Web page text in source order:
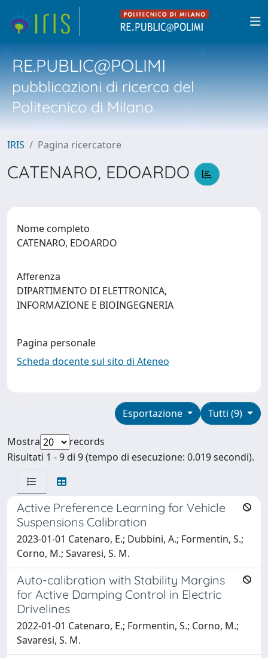
RE.PUBLIC@POLIMI
pubblicazioni di ricerca del
Politecnico di Milano
IRIS Pagina ricercatore
CATENARO, EDOARDO
Nome completo
CATENARO, EDOARDO
Afferenza
DIPARTIMENTO DI ELETTRONICA,
INFORMAZIONE E BIOINGEGNERIA
Pagina personale
Scheda docente sul sito di Ateneo
Tutti (9)
Esportazione
Mostra
records
Risultati 1 - 9 di 9 (tempo di esecuzione: 0.019 secondi).
Active Preference Learning for Vehicle
Suspensions Calibration
2023-01-01 Catenaro, E.; Dubbini, A.; Formentin, S.;
Corno, M.; Savaresi, S. M.
Auto-calibration with Stability Margins
for Active Damping Control in Electric
Drivelines
2022-01-01 Catenaro, E.; Formentin, S.; Corno, M.;
Savaresi, S. M.